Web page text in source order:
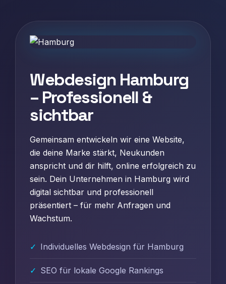
Webdesign Hamburg
– Professionell &
sichtbar
Gemeinsam entwickeln wir eine Website,
die deine Marke stärkt, Neukunden
anspricht und dir hilft, online erfolgreich zu
sein. Dein Unternehmen in Hamburg wird
digital sichtbar und professionell
präsentiert – für mehr Anfragen und
Wachstum.
Individuelles Webdesign für Hamburg
SEO für lokale Google Rankings